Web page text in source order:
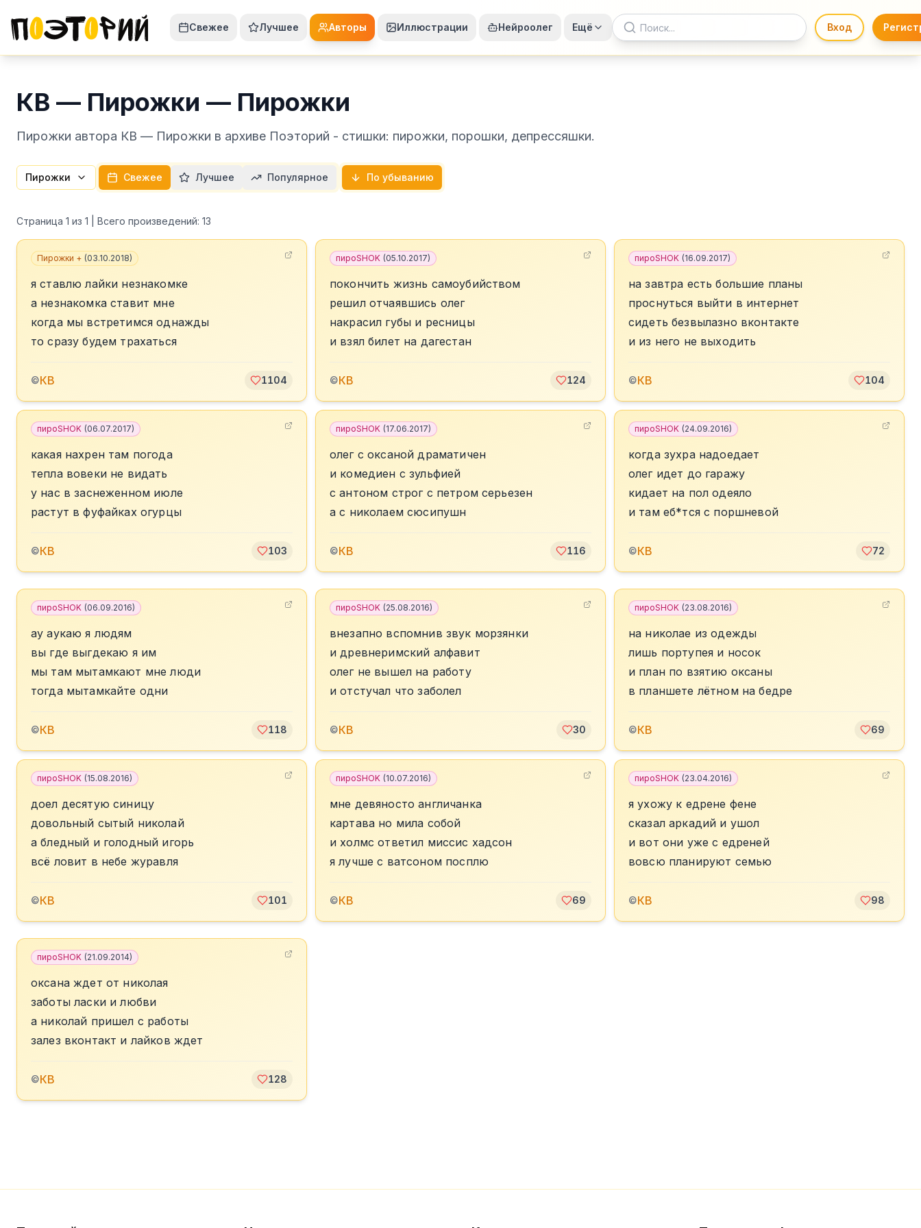
Свежее Лучшее Авторы Иллюстрации Нейроолег Ещё Вход
КВ — Пирожки — Пирожки
Пирожки автора КВ — Пирожки в архиве Поэторий - стишки: пирожки, порошки, депрессяшки.
Пирожки Свежее Лучшее Популярное По убыванию
Страница 1 из 1 | Всего произведений: 13
Пирожки + (03.10.2018)
я ставлю лайки незнакомке
а незнакомка ставит мне
когда мы встретимся однажды
то сразу будем трахаться
©КВ 1104
пироSHOK (05.10.2017)
покончить жизнь самоубийством
решил отчаявшись олег
накрасил губы и ресницы
и взял билет на дагестан
©КВ 124
пироSHOK (16.09.2017)
на завтра есть большие планы
проснуться выйти в интернет
сидеть безвылазно вконтакте
и из него не выходить
©КВ 104
пироSHOK (06.07.2017)
какая нахрен там погода
тепла вовеки не видать
у нас в заснеженном июле
растут в фуфайках огурцы
©КВ 103
пироSHOK (17.06.2017)
олег с оксаной драматичен
и комедиен с зульфией
с антоном строг с петром серьезен
а с николаем сюсипушн
©КВ 116
пироSHOK (24.09.2016)
когда зухра надоедает
олег идет до гаражу
кидает на пол одеяло
и там еб*тся с поршневой
©КВ 72
пироSHOK (06.09.2016)
ау аукаю я людям
вы где выгдекаю я им
мы там мытамкают мне люди
тогда мытамкайте одни
©КВ 118
пироSHOK (25.08.2016)
внезапно вспомнив звук морзянки
и древнеримский алфавит
олег не вышел на работу
и отстучал что заболел
©КВ 30
пироSHOK (23.08.2016)
на николае из одежды
лишь портупея и носок
и план по взятию оксаны
в планшете лётном на бедре
©КВ 69
пироSHOK (15.08.2016)
доел десятую синицу
довольный сытый николай
а бледный и голодный игорь
всё ловит в небе журавля
©КВ 101
пироSHOK (10.07.2016)
мне девяносто англичанка
картава но мила собой
и холмс ответил миссис хадсон
я лучше с ватсоном посплю
©КВ 69
пироSHOK (23.04.2016)
я ухожу к едрене фене
сказал аркадий и ушол
и вот они уже с едреней
вовсю планируют семью
©КВ 98
пироSHOK (21.09.2014)
оксана ждет от николая
заботы ласки и любви
а николай пришел с работы
залез вконтакт и лайков ждет
©КВ 128